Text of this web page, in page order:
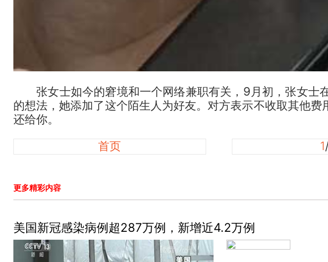
张女士如今的窘境和一个网络兼职有关，9月初，张女士
的想法，她添加了这个陌生人为好友。对方表示不收取其他
还给你。
首页
1
更多精彩内容
美国新冠感染病例超287万例，新增近4.2万例